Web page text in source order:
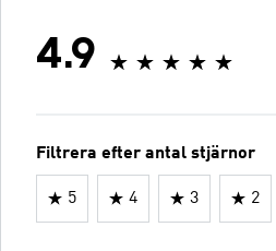
4.9
Filtrera efter antal stjärnor
5 4 3 2